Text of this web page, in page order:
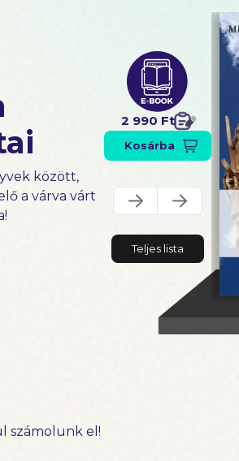
között,
a várva várt
2 990 Ft
Kosárba
Teljes lista
számolunk el!